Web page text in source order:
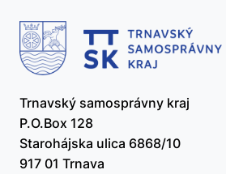
Trnavský samosprávny kraj
P.O.Box 128
Starohájska ulica 6868/10
917 01 Trnava